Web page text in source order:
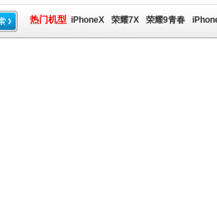
热门机型 iPhoneX 荣耀7X 荣耀9青春